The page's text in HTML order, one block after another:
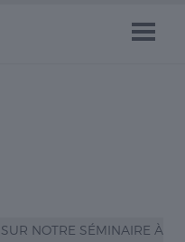
NOTRE SÉMINAIRE À